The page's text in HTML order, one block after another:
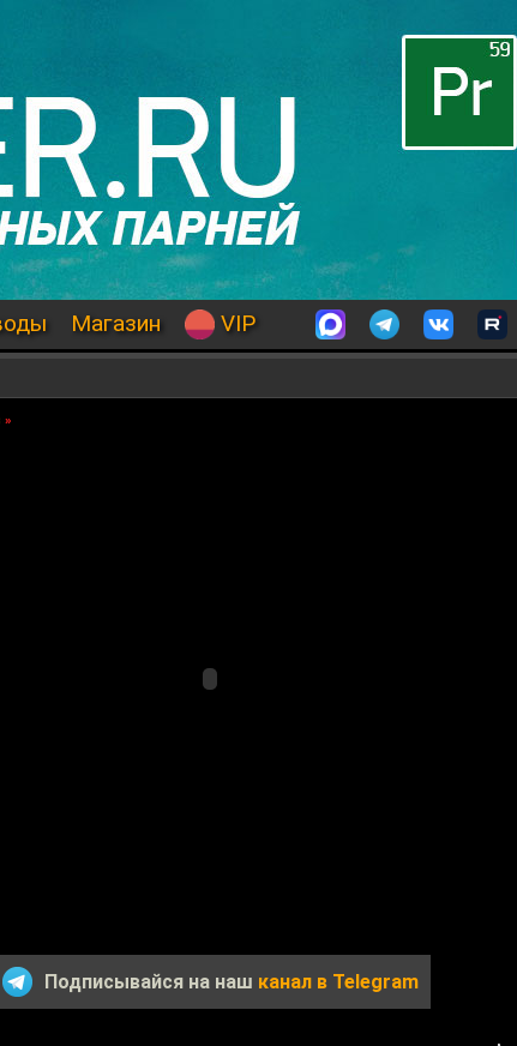
Магазин VIP
»
Подписывайся на наш канал в Telegram